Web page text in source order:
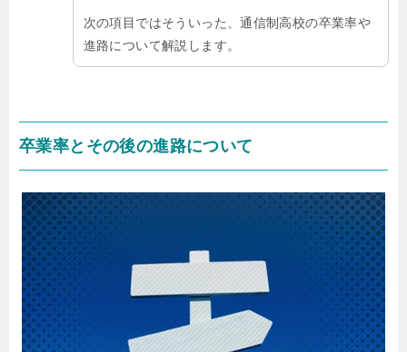
次の項目ではそういった、通信制高校の卒業率や
進路について解説します。
卒業率とその後の進路について